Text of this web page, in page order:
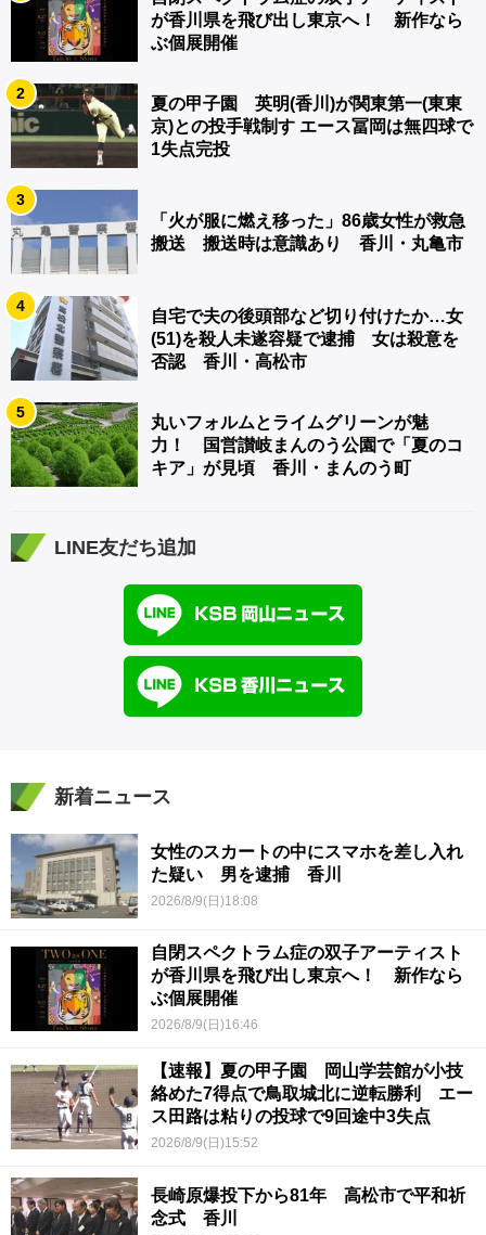
が香川県を飛び出し東京へ！ 新作なら
ぶ個展開催
2
夏の甲子園 英明(香川)が関東第一(東東
京)との投手戦制す エース冨岡は無四球で
1失点完投
3
「火が服に燃え移った」86歳女性が救急
搬送 搬送時は意識あり 香川・丸亀市
4
自宅で夫の後頭部など切り付けたか…女
(51)を殺人未遂容疑で逮捕 女は殺意を
否認 香川・高松市
5
丸いフォルムとライムグリーンが魅
力！ 国営讃岐まんのう公園で「夏のコ
キア」が見頃 香川・まんのう町
LINE友だち追加
新着ニュース
女性のスカートの中にスマホを差し入れ
た疑い 男を逮捕 香川
2026/8/9(日)18:08
自閉スペクトラム症の双子アーティスト
が香川県を飛び出し東京へ！ 新作なら
ぶ個展開催
2026/8/9(日)16:46
【速報】夏の甲子園 岡山学芸館が小技
絡めた7得点で鳥取城北に逆転勝利 エー
ス田路は粘りの投球で9回途中3失点
2026/8/9(日)15:52
長崎原爆投下から81年 高松市で平和祈
念式 香川